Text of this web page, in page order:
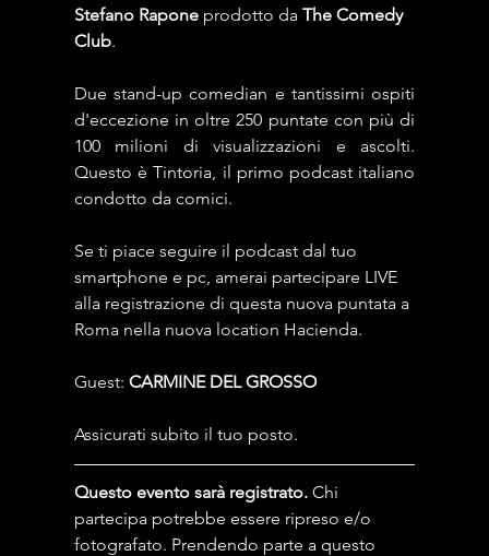
Stefano Rapone prodotto da The Comedy
Club.
Due stand-up comedian e tantissimi ospiti
d'eccezione in oltre 250 puntate con più di
100 milioni di visualizzazioni e ascolti.
Questo è Tintoria, il primo podcast italiano
condotto da comici.
Se ti piace seguire il podcast dal tuo
smartphone e pc, amerai partecipare LIVE
alla registrazione di questa nuova puntata a
Roma nella nuova location Hacienda.
Guest: CARMINE DEL GROSSO
Assicurati subito il tuo posto.
Questo evento sarà registrato. Chi
partecipa potrebbe essere ripreso e/o
fotografato. Prendendo parte a questo